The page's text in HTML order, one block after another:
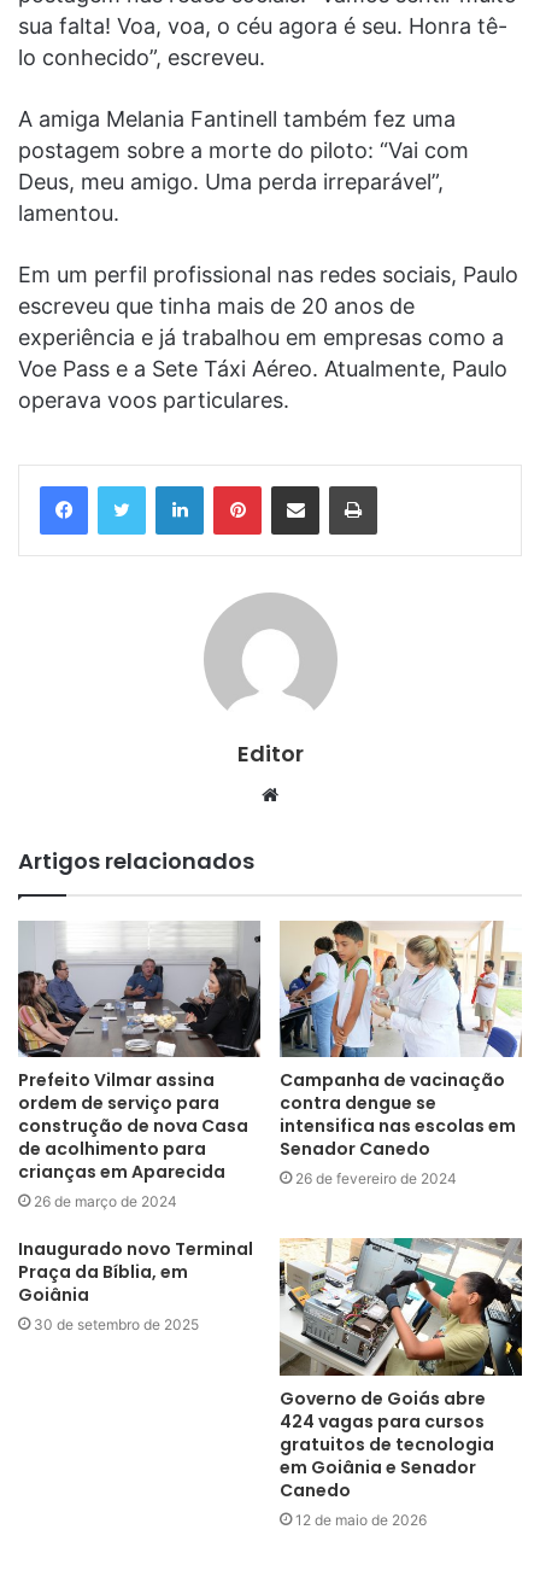
sua falta! Voa, voa, o céu agora é seu. Honra tê-
lo conhecido”, escreveu.
A amiga Melania Fantinell também fez uma
postagem sobre a morte do piloto: “Vai com
Deus, meu amigo. Uma perda irreparável”,
lamentou.
Em um perfil profissional nas redes sociais, Paulo
escreveu que tinha mais de 20 anos de
experiência e já trabalhou em empresas como a
Voe Pass e a Sete Táxi Aéreo. Atualmente, Paulo
operava voos particulares.
LinkedinPinterestCompartilhar via e-mail Imprimir
Editor
Website
Artigos relacionados
Prefeito Vilmar assina
ordem de serviço para
construção de nova Casa
de acolhimento para
crianças em Aparecida
26 de março de 2024
Campanha de vacinação
contra dengue se
intensifica nas escolas em
Senador Canedo
26 de fevereiro de 2024
Inaugurado novo Terminal
Praça da Bíblia, em
Goiânia
30 de setembro de 2025
Governo de Goiás abre
424 vagas para cursos
gratuitos de tecnologia
em Goiânia e Senador
Canedo
12 de maio de 2026